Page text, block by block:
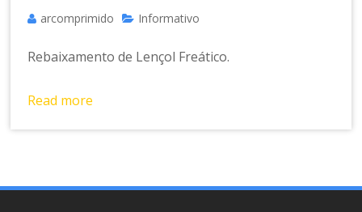
o
arcomprimido Informativo
Rebaixamento de Lençol Freático.
Read more